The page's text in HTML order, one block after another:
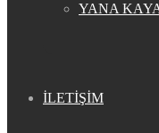
YANA
İLETİŞİM